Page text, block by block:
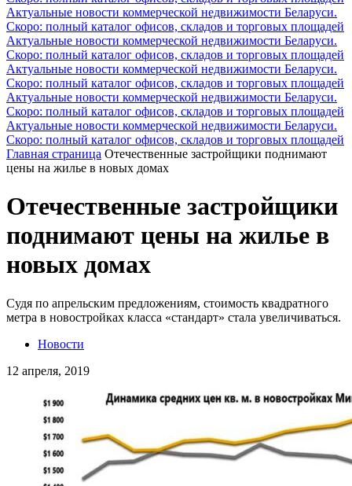
Актуальные новости коммерческой недвижимости Беларуси.
Скоро: полный каталог офисов, складов и торговых площадей
Актуальные новости коммерческой недвижимости Беларуси.
Скоро: полный каталог офисов, складов и торговых площадей
Актуальные новости коммерческой недвижимости Беларуси.
Скоро: полный каталог офисов, складов и торговых площадей
Актуальные новости коммерческой недвижимости Беларуси.
Скоро: полный каталог офисов, складов и торговых площадей
Актуальные новости коммерческой недвижимости Беларуси.
Скоро: полный каталог офисов, складов и торговых площадей
Главная страница Отечественные застройщики поднимают
цены на жилье в новых домах
Отечественные застройщики
поднимают цены на жилье в
новых домах
Судя по апрельским предложениям, стоимость квадратного
метра в новостройках класса «стандарт» стала увеличиваться.
Новости
12 апреля, 2019